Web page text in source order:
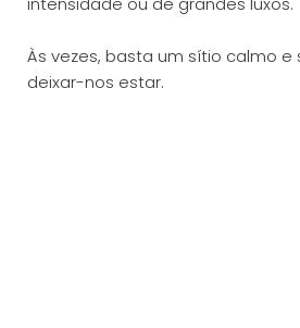
Às vezes, basta um sítio calmo
deixar-nos estar.